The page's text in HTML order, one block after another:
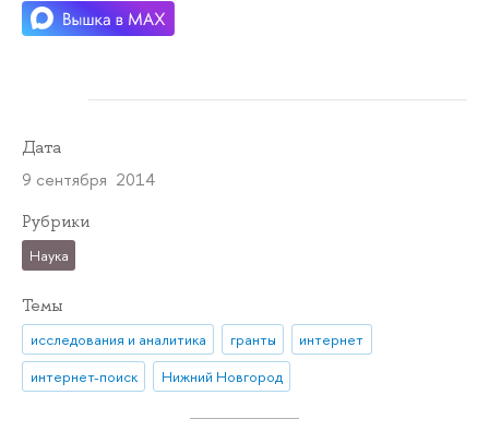
Дата
9 сентября 2014
Рубрики
Наука
Темы
исследования и аналитика гранты
интернет
интернет-поиск
Нижний Новгород